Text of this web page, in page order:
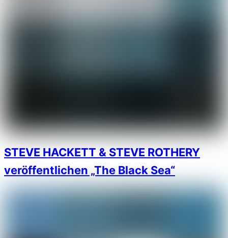
STEVE HACKETT & STEVE ROTHERY
veröffentlichen „The Black Sea“